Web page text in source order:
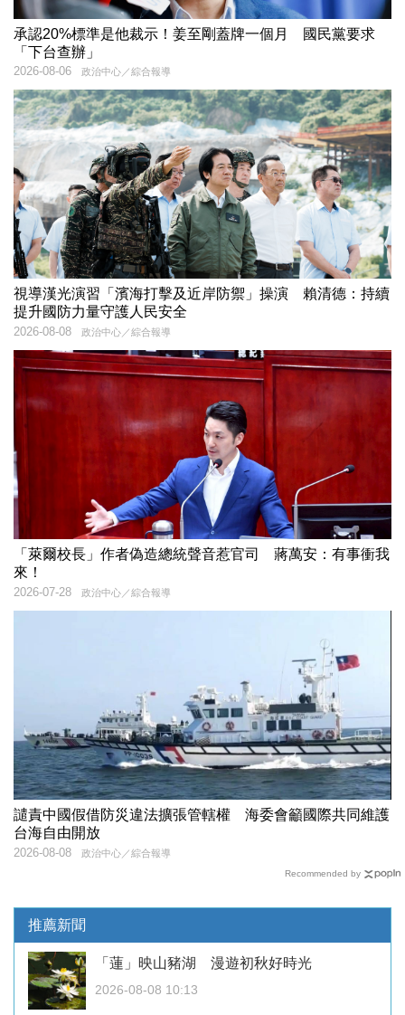
承認20%標準是他裁示！姜至剛蓋牌一個月 國民黨要求
「下台查辦」
政治中心／綜合報導
2026-08-06
視導漢光演習「濱海打擊及近岸防禦」操演 賴清德：持續
提升國防力量守護人民安全
政治中心／綜合報導
2026-08-08
「萊爾校長」作者偽造總統聲音惹官司 蔣萬安：有事衝我
來！
政治中心／綜合報導
2026-07-28
譴責中國假借防災違法擴張管轄權 海委會籲國際共同維護
台海自由開放
政治中心／綜合報導
2026-08-08
Recommended by
推薦新聞
「蓮」映山豬湖 漫遊初秋好時光
2026-08-08 10:13